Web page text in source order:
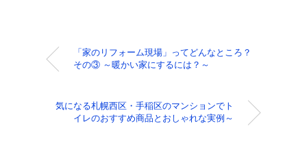
「家のリフォーム現場」ってどんなところ？
その③ ～暖かい家にするには？～
気になる札幌西区・手稲区のマンションでト
イレのおすすめ商品とおしゃれな実例～